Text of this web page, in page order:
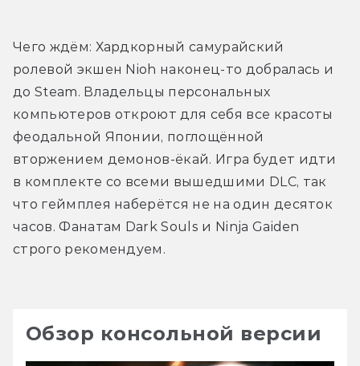
Чего ждём: Хардкорный самурайский
ролевой экшен Nioh наконец-то добралась и
до Steam. Владельцы персональных
компьютеров откроют для себя все красоты
феодальной Японии, поглощённой
вторжением демонов-ёкай. Игра будет идти
в комплекте со всеми вышедшими DLC, так
что геймплея наберётся не на один десяток
часов. Фанатам Dark Souls и Ninja Gaiden
строго рекомендуем.
Обзор консольной версии